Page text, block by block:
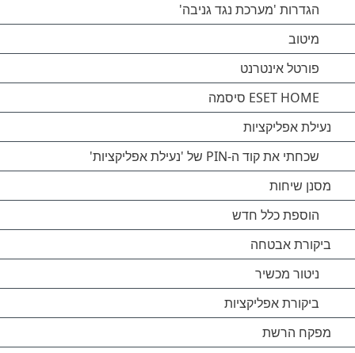
הגדרות 'מערכת נגד גניבה'
מיטוב
פורטל אינטרנט
ESET HOME סיסמה
נעילת אפליקציות
שכחתי את קוד ה-PIN של 'נעילת אפליקציות'
מסנן שיחות
הוספת כלל חדש
ביקורת אבטחה
ניטור מכשיר
ביקורת אפליקציות
מפקח הרשת